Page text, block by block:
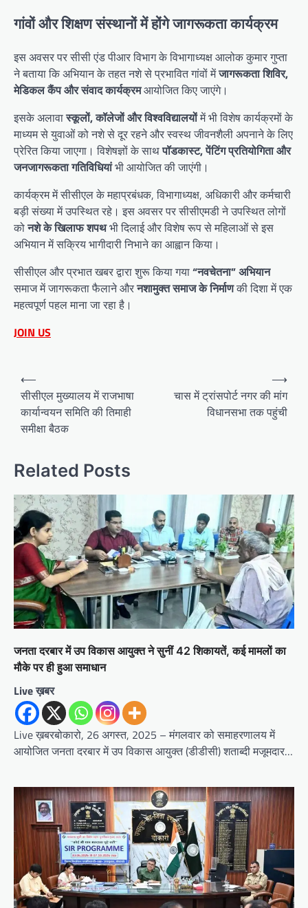
गांवों और शिक्षण संस्थानों में होंगे जागरूकता कार्यक्रम
इस अवसर पर सीसी एंड पीआर विभाग के विभागाध्यक्ष आलोक कुमार गुप्ता
ने बताया कि अभियान के तहत नशे से प्रभावित गांवों मेंजागरूकता शिविर,
मेडिकल कैंप और संवाद कार्यक्रमआयोजित किए जाएंगे।
इसके अलावास्कूलों, कॉलेजों और विश्वविद्यालयोंमें भी विशेष कार्यक्रमों के
माध्यम से युवाओं को नशे से दूर रहने और स्वस्थ जीवनशैली अपनाने के लिए
प्रेरित किया जाएगा। विशेषज्ञों के साथपॉडकास्ट, पेंटिंग प्रतियोगिता और
जनजागरूकता गतिविधियांभी आयोजित की जाएंगी।
कार्यक्रम में सीसीएल के महाप्रबंधक, विभागाध्यक्ष, अधिकारी और कर्मचारी
बड़ी संख्या में उपस्थित रहे। इस अवसर पर सीसीएमडी ने उपस्थित लोगों
कोनशे के खिलाफ शपथभी दिलाई और विशेष रूप से महिलाओं से इस
अभियान में सक्रिय भागीदारी निभाने का आह्वान किया।
सीसीएल और प्रभात खबर द्वारा शुरू किया गया“नवचेतना” अभियान
समाज में जागरूकता फैलाने औरनशामुक्त समाज के निर्माणकी दिशा में एक
महत्वपूर्ण पहल माना जा रहा है।
JOIN US
Post
navigation
⟵
सीसीएल मुख्यालय में राजभाषा
कार्यान्वयन समिति की तिमाही
समीक्षा बैठक
चास में ट्रांसपोर्ट नगर की मांग
विधानसभा तक पहुंची
⟶
Related Posts
जनता दरबार में उप विकास आयुक्त ने सुनीं 42 शिकायतें, कई मामलों का
मौके पर ही हुआ समाधान
Live ख़बर
Live ख़बरबोकारो, 26 अगस्त, 2025 – मंगलवार को समाहरणालय में
आयोजित जनता दरबार में उप विकास आयुक्त (डीडीसी) शताब्दी मजूमदार…